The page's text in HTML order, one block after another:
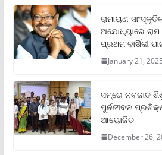
ରାମାୟଣ
ଅଯୋଧ୍ୟାରେ
ପ୍ରଥମ ବାର୍ଷିକୀ
January 21, 2025
ସମ୍‌ରେ ନବଜାତ
ପୁର୍ନଜୀବନ
ଆୟୋଜିତ
December 26,